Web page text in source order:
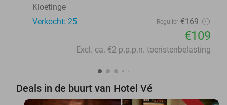
Kloetinge
Verkocht: 25
Regulier €169
€109
Excl. ca. €2 p.p.p.n. toeristenbelasting
Deals in de buurt van Hotel Vé